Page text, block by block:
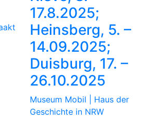
17.8.2025;
Heinsberg, 5. –
14.09.2025;
Duisburg, 17. –
26.10.2025
Museum Mobil | Haus der
Geschichte in NRW